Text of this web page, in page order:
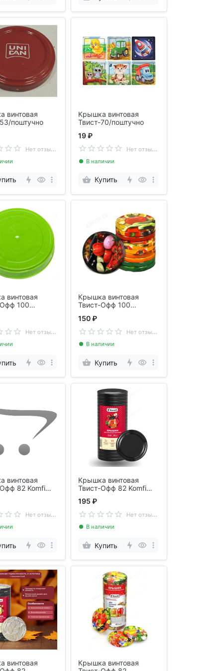
винтовая
поштучно
Н
ет отзывов
Крышка винтовая
Твист-70/поштучно
19 ₽
Н
ет отзывов
В наличии
Купить
винтовая
100
Н
ет отзывов
Крышка винтовая
Твист-Офф 100
150 ₽
Н
ет отзывов
В наличии
Купить
винтовая
82 Komfi
Н
ет отзывов
Крышка винтовая
Твист-Офф 82 Komfi
195 ₽
Н
ет отзывов
В наличии
Купить
винтовая
Крышка винтовая